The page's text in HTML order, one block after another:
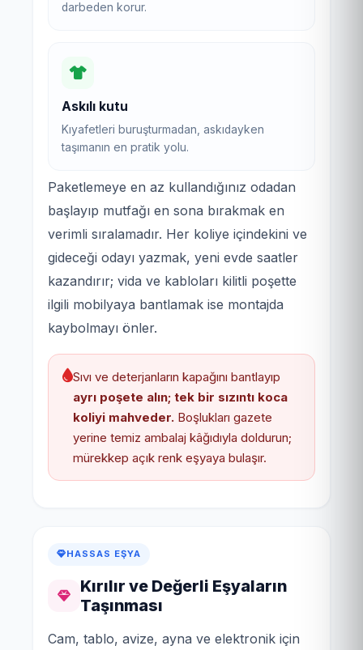
darbeden korur.
Askılı kutu
Kıyafetleri buruşturmadan, askıdayken
taşımanın en pratik yolu.
Paketlemeye en az kullandığınız odadan
başlayıp mutfağı en sona bırakmak en
verimli sıralamadır. Her koliye içindekini ve
gideceği odayı yazmak, yeni evde saatler
kazandırır; vida ve kabloları kilitli poşette
ilgili mobilyaya bantlamak ise montajda
kaybolmayı önler.
Sıvı ve deterjanların kapağını bantlayıp
ayrı poşete alın; tek bir sızıntı koca
koliyi mahveder. Boşlukları gazete
yerine temiz ambalaj kâğıdıyla doldurun;
mürekkep açık renk eşyaya bulaşır.
HASSAS EŞYA
Kırılır ve Değerli Eşyaların
Taşınması
Cam, tablo, avize, ayna ve elektronik için